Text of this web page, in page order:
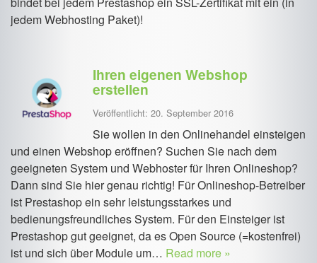
jedem Webhosting Paket)!
Ihren eigenen Webshop
erstellen
Veröffentlicht: 20. September 2016
Sie wollen in den Onlinehandel einsteigen
und einen Webshop eröffnen? Suchen Sie nach dem
geeigneten System und Webhoster für Ihren Onlineshop?
Dann sind Sie hier genau richtig! Für Onlineshop-Betreiber
ist Prestashop ein sehr leistungsstarkes und
bedienungsfreundliches System. Für den Einsteiger ist
Prestashop gut geeignet, da es Open Source (=kostenfrei)
ist und sich über Module um… Read more »